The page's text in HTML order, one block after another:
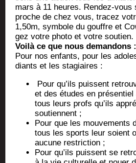
mars à 11 heures. Ren­dez-vous
proche de chez vous, tra­cez
1,50m, sym­bole du gouffre et
gez votre pho­to et votre soutien.
Voi­là ce que nous demandons :
Pour nos enfants, pour les
diants et les stagiaires :
Pour qu’ils puissent
et des études en
tous leurs profs qu’ils
soutiennent ;
Pour que les mou­ve­ments
tous les sports leur soient
aucune restriction ;
Pour qu’ils puissent se